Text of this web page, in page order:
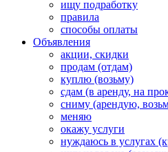
ищу подработку
правила
способы оплаты
Объявления
акции, скидки
продам (отдам)
куплю (возьму)
сдам (в аренду, на
сниму (арендую,
меняю
окажу услуги
нуждаюсь в услугах